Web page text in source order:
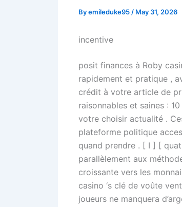
Byemileduke95 / May 31, 2026
incentive
posit finances à Roby
rapidement et pratique ,
crédit à votre article de
raisonnables et saines :
votre choisir actualité .
plateforme politique
quand prendre . [ I ] [
parallèlement aux
croissante vers les
casino ‘s clé de voûte
joueurs ne manquera